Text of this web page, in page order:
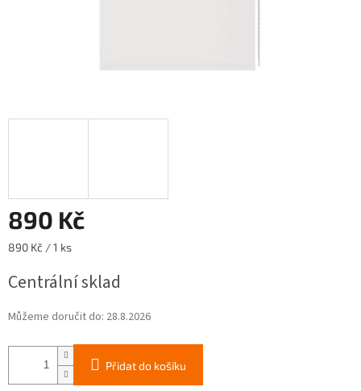
890 Kč
Měrná
890 Kč / 1 ks
Centrální sklad
Můžeme doručit do: 28.8.2026
Přidat do košíku